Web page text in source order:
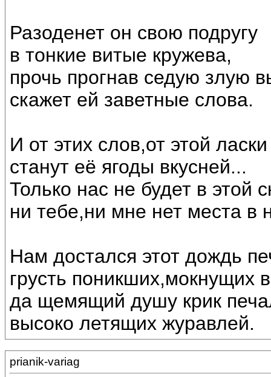
Разоденет он свою подругу
в тонкие витые кружева,
прочь прогнав седую злую
скажет ей заветные слова.
И от этих слов,от этой ласки
станут её ягоды вкусней...
Только нас не будет в этой
ни тебе,ни мне нет места в
Нам достался этот дождь
грусть поникших,мокнущих
да щемящий душу крик
высоко летящих журавлей.
prianik-variag